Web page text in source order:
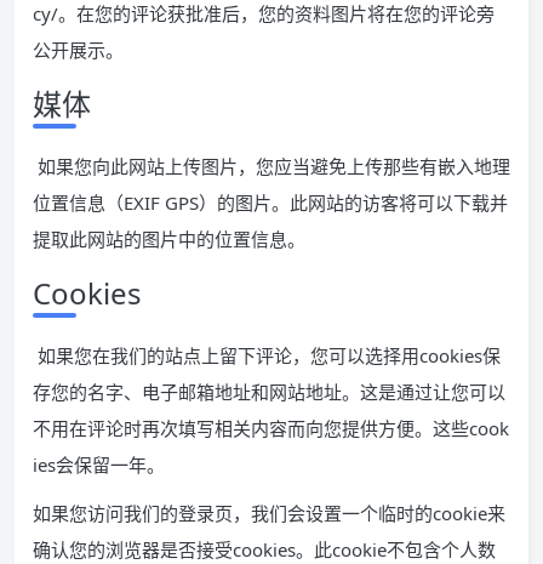
cy/。在您的评论获批准后，您的资料图片将在您的评论旁
公开展示。
媒体
如果您向此网站上传图片，您应当避免上传那些有嵌入地理
位置信息（EXIF GPS）的图片。此网站的访客将可以下载并
提取此网站的图片中的位置信息。
Cookies
如果您在我们的站点上留下评论，您可以选择用cookies保
存您的名字、电子邮箱地址和网站地址。这是通过让您可以
不用在评论时再次填写相关内容而向您提供方便。这些cook
ies会保留一年。
如果您访问我们的登录页，我们会设置一个临时的cookie来
确认您的浏览器是否接受cookies。此cookie不包含个人数